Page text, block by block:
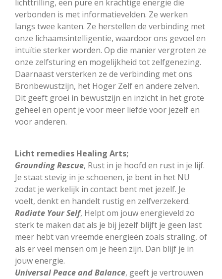
lichttrilling, een pure en krachtige energie die
verbonden is met informatievelden. Ze werken
langs twee kanten. Ze herstellen de verbinding met
onze lichaamsintelligentie, waardoor ons gevoel en
intuïtie sterker worden. Op die manier vergroten ze
onze zelfsturing en mogelijkheid tot zelfgenezing.
Daarnaast versterken ze de verbinding met ons
Bronbewustzijn, het Hoger Zelf en andere zelven.
Dit geeft groei in bewustzijn en inzicht in het grote
geheel en opent je voor meer liefde voor jezelf en
voor anderen.
Licht remedies Healing Arts;
Grounding Rescue, Rust in je hoofd en rust in je lijf.
Je staat stevig in je schoenen, je bent in het NU
zodat je werkelijk in contact bent met jezelf. Je
voelt, denkt en handelt rustig en zelfverzekerd.
Radiate Your Self, Helpt om jouw energieveld zo
sterk te maken dat als je bij jezelf blijft je geen last
meer hebt van vreemde energieën zoals straling, of
als er veel mensen om je heen zijn. Dan blijf je in
jouw energie.
Universal Peace and Balance, geeft je vertrouwen